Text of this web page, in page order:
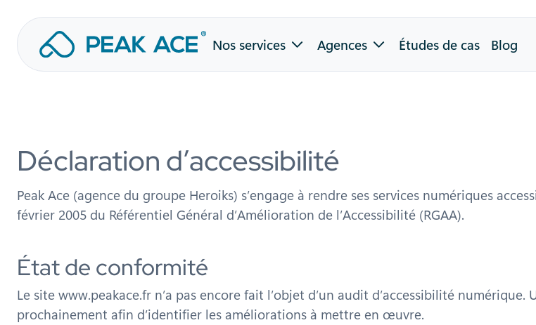
Aller
contenu
Nos services Agences Études de cas Blog
Déclaration d’accessibilité
Peak Ace (agence du groupe Heroiks) s’engage à rendre ses services numériques
février 2005 du Référentiel Général d’Amélioration de l’Accessibilité (RGAA).
État de conformité
Le site www.peakace.fr n’a pas encore fait l’objet d’un audit d’accessibilité
prochainement afin d’identifier les améliorations à mettre en œuvre.